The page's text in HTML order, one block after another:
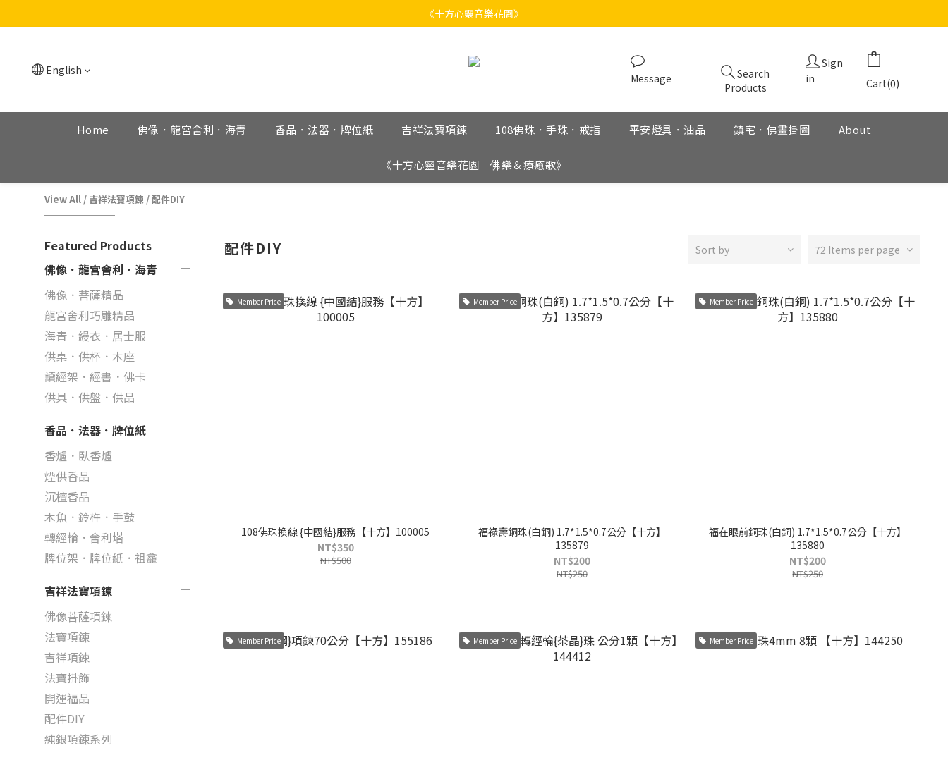
《十方心靈音樂花園》
《十方心靈音樂花園》
《十方心靈音樂花園》
English
Message
Search
Products
Sign
in
Cart(0)
Home 佛像．龍宮舍利．海青 香品．法器．牌位紙 吉祥法寶項鍊 108佛珠．手珠．戒指 平安燈具．油品 鎮宅．佛畫掛圖 About
《十方心靈音樂花園｜佛樂＆療癒歌》
View All / 吉祥法寶項鍊 /配件DIY
Featured Products
佛像．龍宮舍利．海青
佛像．菩薩精品
龍宮舍利巧雕精品
海青．縵衣．居士服
供桌．供杯．木座
讀經架．經書．佛卡
供具．供盤．供品
香品．法器．牌位紙
香爐．臥香爐
煙供香品
沉檀香品
木魚．鈴杵．手鼓
轉經輪．舍利塔
牌位架．牌位紙．祖龕
吉祥法寶項鍊
佛像菩薩項鍊
法寶項鍊
吉祥項鍊
法寶掛飾
開運福品
配件DIY
純銀項鍊系列
配件DIY Sort by 72 Items per page
Member Price
108佛珠換線 {中國結}服務【十方】100005
NT$350
NT$500
Member Price
福祿壽銅珠(白銅) 1.7*1.5*0.7公分【十方】
135879
NT$200
NT$250
Member Price
福在眼前銅珠(白銅) 1.7*1.5*0.7公分【十方】
135880
NT$200
NT$250
Member Price Member Price Member Price